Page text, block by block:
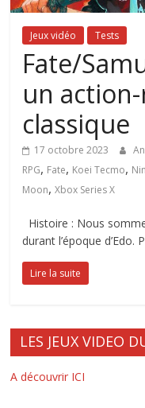
Jeux vidéo Tests
Fate/
un
classique
17 octobre 2023
RPG, Fate, Koei Tecmo,
Moon,Xbox Series X
Histoire : Nous
durant l’époque
Lire la suite
LES JEUX VIDEO
A découvrir ICI